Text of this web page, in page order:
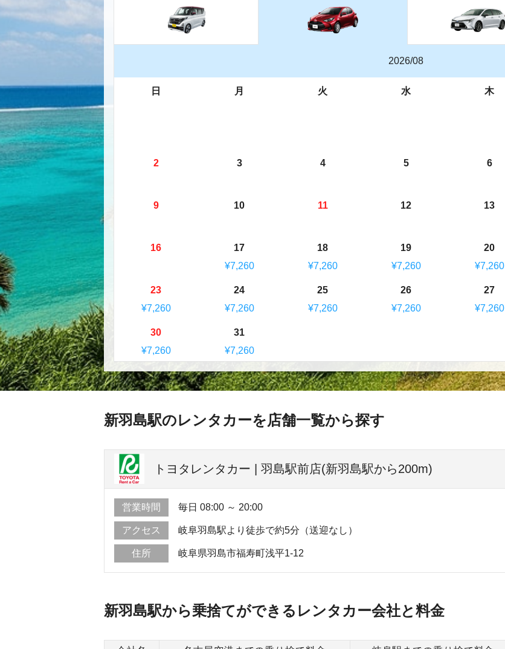
2026/08
日 月 火 水 木
2 3 4 5 6
9 10 11 12 13
16
17
¥7,260
18
¥7,260
19
¥7,260
20
¥7,260
23
¥7,260
24
¥7,260
25
¥7,260
26
¥7,260
27
¥7,260
30
¥7,260
31
¥7,260
新羽島駅のレンタカーを店舗一覧から探す
トヨタレンタカー | 羽島駅前店(新羽島駅から200m)
営業時間 毎日 08:00 ～ 20:00
アクセス 岐阜羽島駅より徒歩で約5分（送迎なし）
住所 岐阜県羽島市福寿町浅平1-12
新羽島駅から乗捨てができるレンタカー会社と料金